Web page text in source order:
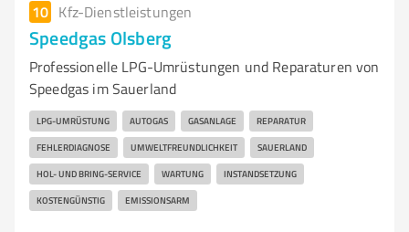
10 Kfz-Dienstleistungen
Speedgas Olsberg
Professionelle LPG-Umrüstungen und Reparaturen von
Speedgas im Sauerland
LPG-UMRÜSTUNG AUTOGAS GASANLAGE REPARATUR
FEHLERDIAGNOSE UMWELTFREUNDLICHKEIT SAUERLAND
HOL- UND BRING-SERVICE WARTUNG INSTANDSETZUNG
KOSTENGÜNSTIG EMISSIONSARM